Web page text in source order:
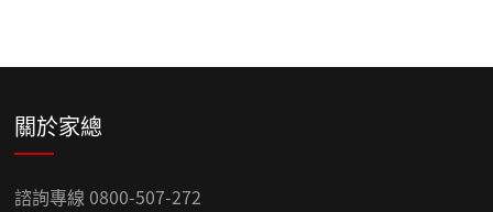
關於家總
諮詢專線 0800-507-272